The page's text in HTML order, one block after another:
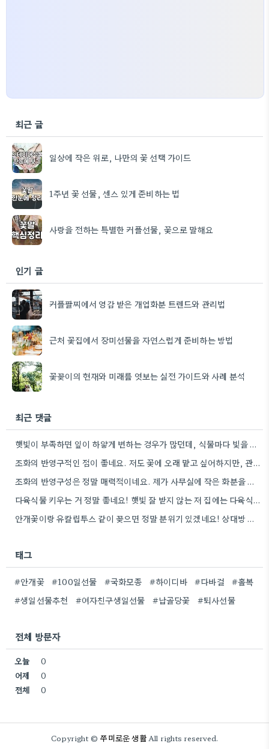
최근 글
일상에 작은 위로, 나만의 꽃 선택 가이드
1주년 꽃 선물, 센스 있게 준비하는 법
사랑을 전하는 특별한 커플선물, 꽃으로 말해요
인기 글
커플팔찌에서 영감 받은 개업화분 트렌드와 관리법
근처 꽃집에서 장미선물을 자연스럽게 준비하는 방법
꽃꽂이의 현재와 미래를 엿보는 실전 가이드와 사례 분석
최근 댓글
햇빛이 부족하면 잎이 하얗게 변하는 경우가 많던데, 식물마다 빛을 좋아하는 양이 다르니까 꼭 확인하는 게…
조화의 반영구적인 점이 좋네요. 저도 꽃에 오래 맡고 싶어하지만, 관리가 번거롭다는 게 아쉽습니다.
조화의 반영구성은 정말 매력적이네요. 제가 사무실에 작은 화분을 하나 놓아두고 있는데, 조화처럼 관리가 편한 꽃이…
다육식물 키우는 거 정말 좋네요! 햇빛 잘 받지 않는 저 집에는 다육식물로 시작해야겠어요.
안개꽃이랑 유칼립투스 같이 꽂으면 정말 분위기 있겠네요! 상대방 취향 생각하는 것도 좋지만, 꽃말도 고려하면 센스+
태그
#안개꽃 #100일선물 #국화모종 #하이디바 #다바걸
#홀복
#생일선물추천
#여자친구생일선물 #납골당꽃 #퇴사선물
전체 방문자
오늘
0
어제
0
전체
0
Copyright ©쭈미로운 생활All rights reserved.